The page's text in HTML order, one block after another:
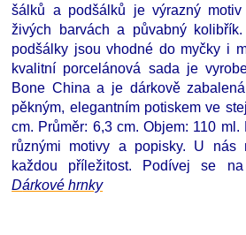
šálků a podšálků je výrazný
živých barvách a půvabný
podšálky jsou vhodné do myčky i
kvalitní porcelánová sada je
Bone China a je dárkově
pěkným, elegantním potiskem ve
cm. Průměr: 6,3 cm. Objem: 110
různými motivy a popisky. U nás
každou příležitost. Podívej se
Dárkové hrnky